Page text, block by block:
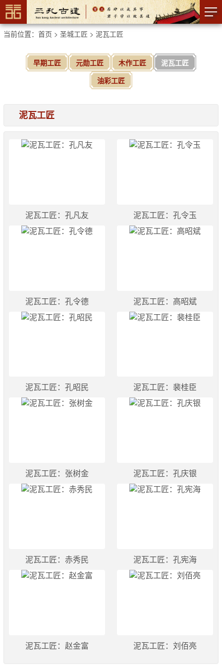
当前位置： 首页 > 圣城工匠 > 泥瓦工匠
早期工匠 元勋工匠 木作工匠
泥瓦工匠
油彩工匠
泥瓦工匠
泥瓦工匠：孔凡友 泥瓦工匠：孔令玉
泥瓦工匠：孔令德 泥瓦工匠：高昭斌
泥瓦工匠：孔昭民 泥瓦工匠：裴桂臣
泥瓦工匠：张树金 泥瓦工匠：孔庆银
泥瓦工匠：赤秀民 泥瓦工匠：孔宪海
泥瓦工匠：赵金富 泥瓦工匠：刘佰亮